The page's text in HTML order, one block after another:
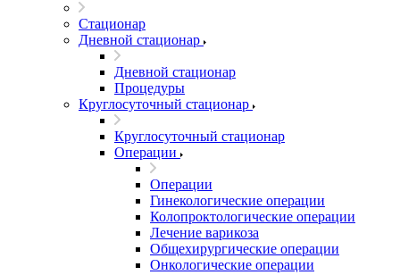
Стационар
Дневной стационар
Дневной стационар
Процедуры
Круглосуточный стационар
Круглосуточный стационар
Операции
Операции
Гинекологические операции
Колопроктологические операции
Лечение варикоза
Общехирургические операции
Онкологические операции